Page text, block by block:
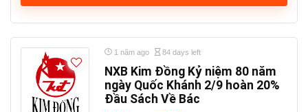
1 năm ago 84 days left
NXB Kim Đồng Kỷ niệm 80 năm
ngày Quốc Khánh 2/9 hoàn 20%
Đầu Sách Về Bác